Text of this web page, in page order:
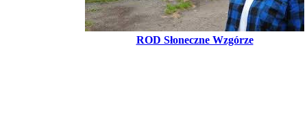
ROD Słoneczne Wzgórze